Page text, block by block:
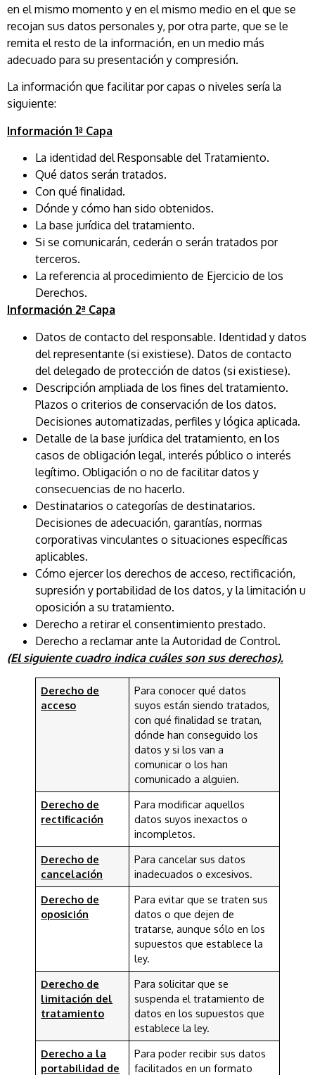
en el mismo momento y en el mismo medio en el que se
recojan sus datos personales y, por otra parte, que se le
remita el resto de la información, en un medio más
adecuado para su presentación y compresión.
La información que facilitar por capas o niveles sería la
siguiente:
Información 1ª Capa
La identidad del Responsable del Tratamiento.
Qué datos serán tratados.
Con qué finalidad.
Dónde y cómo han sido obtenidos.
La base jurídica del tratamiento.
Si se comunicarán, cederán o serán tratados por
terceros.
La referencia al procedimiento de Ejercicio de los
Derechos.
Información 2ª Capa
Datos de contacto del responsable. Identidad y datos
del representante (si existiese). Datos de contacto
del delegado de protección de datos (si existiese).
Descripción ampliada de los fines del tratamiento.
Plazos o criterios de conservación de los datos.
Decisiones automatizadas, perfiles y lógica aplicada.
Detalle de la base jurídica del tratamiento, en los
casos de obligación legal, interés público o interés
legítimo. Obligación o no de facilitar datos y
consecuencias de no hacerlo.
Destinatarios o categorías de destinatarios.
Decisiones de adecuación, garantías, normas
corporativas vinculantes o situaciones específicas
aplicables.
Cómo ejercer los derechos de acceso, rectificación,
supresión y portabilidad de los datos, y la limitación u
oposición a su tratamiento.
Derecho a retirar el consentimiento prestado.
Derecho a reclamar ante la Autoridad de Control.
(El siguiente cuadro indica cuáles son sus derechos).
Derecho de
acceso
Para conocer qué datos
suyos están siendo tratados,
con qué finalidad se tratan,
dónde han conseguido los
datos y si los van a
comunicar o los han
comunicado a alguien.
Derecho de
rectificación
Para modificar aquellos
datos suyos inexactos o
incompletos.
Derecho de
cancelación
Para cancelar sus datos
inadecuados o excesivos.
Derecho de
oposición
Para evitar que se traten sus
datos o que dejen de
tratarse, aunque sólo en los
supuestos que establece la
ley.
Derecho de
limitación del
tratamiento
Para solicitar que se
suspenda el tratamiento de
datos en los supuestos que
establece la ley.
Derecho a la
portabilidad de
Para poder recibir sus datos
facilitados en un formato